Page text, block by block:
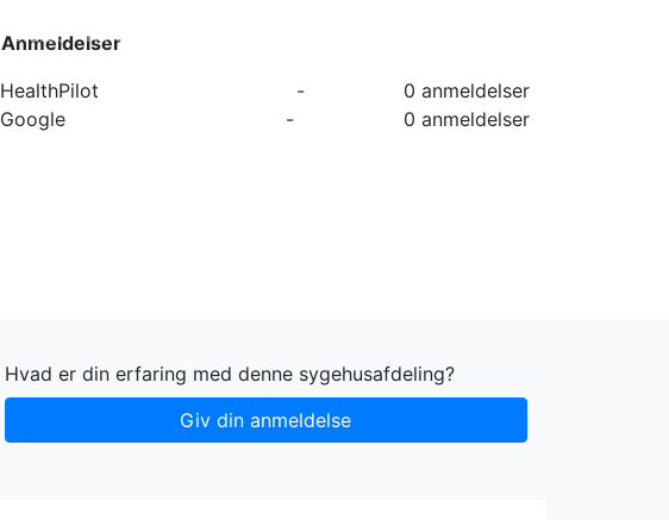
Forside Kategorier
Anmeldelser
HealthPilot
-
0 anmeldelser
Google
- 0 anmeldelser
Hvad er din erfaring med denne sygehusafdeling?
Giv din anmeldelse